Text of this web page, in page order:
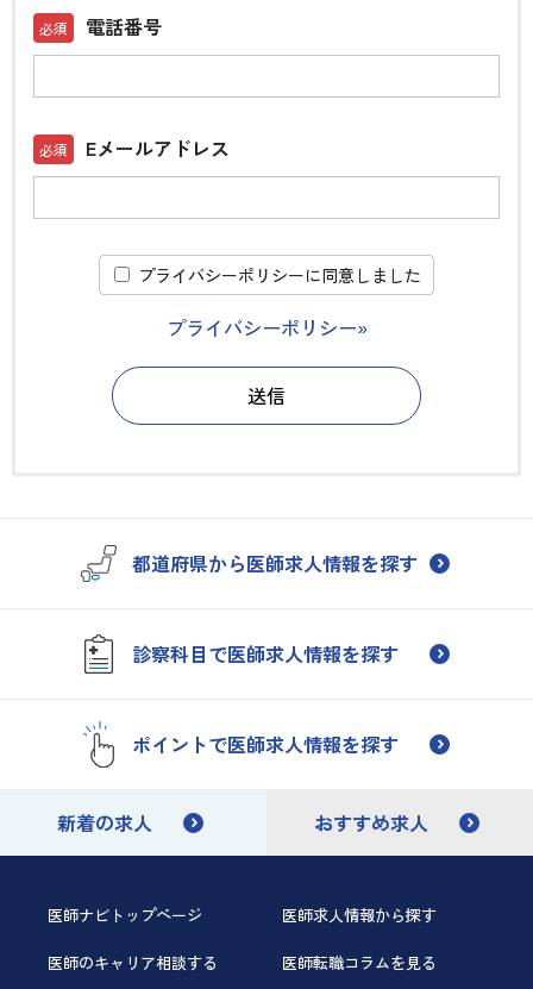
電話番号
Eメールアドレス
プライバシーポリシーに同意しました
プライバシーポリシー»
都道府県から医師求人情報を探す
診察科目で医師求人情報を探す
ポイントで医師求人情報を探す
新着の求人 おすすめ求人
医師ナビトップページ 医師求人情報から探す
医師のキャリア相談する 医師転職コラムを見る